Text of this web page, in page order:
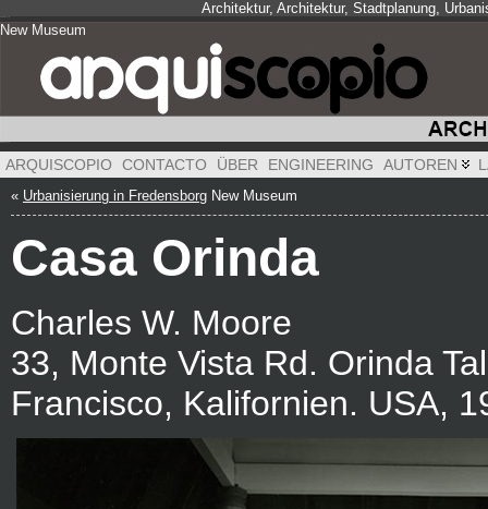
Architektur, Architektur, Stadtplanung,
New Museum
ARQUISCOPIO CONTACTO ÜBER ENGINEERING AUTOREN
« Urbanisierung in Fredensborg New Museum
Casa Orinda
Charles W. Moore
33, Monte Vista Rd. Orinda
Francisco, Kalifornien. USA,